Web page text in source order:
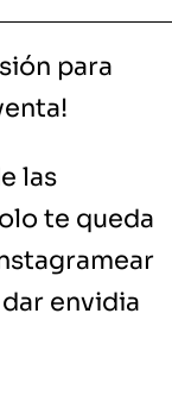
para
las
te queda
envidia